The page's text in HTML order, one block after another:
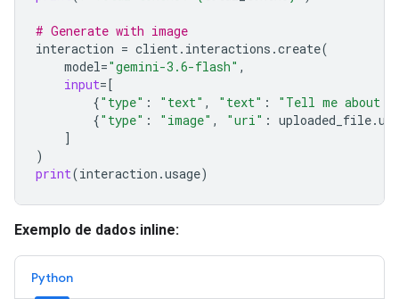
# Generate with image
interaction = client. interactions .create(
model="gemini-3.6-flash" ,
input=[
{"type" : "text" , "text" :
"Tell me about
{"type" : "image" , "uri" : uploaded_file.uri
]
)
print(interaction .usage)
Exemplo de dados inline:
Python